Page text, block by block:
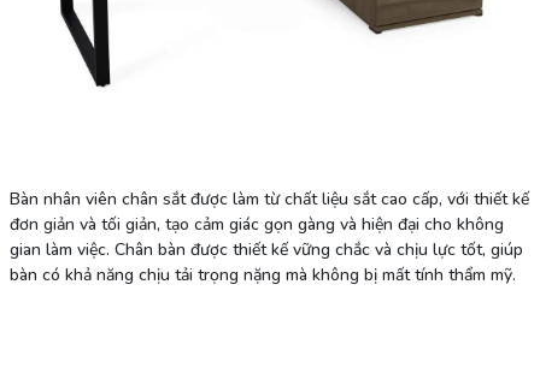
Bàn nhân viên chân sắt được làm từ chất liệu sắt cao cấp, với thiết kế
đơn giản và tối giản, tạo cảm giác gọn gàng và hiện đại cho không
gian làm việc. Chân bàn được thiết kế vững chắc và chịu lực tốt, giúp
bàn có khả năng chịu tải trọng nặng mà không bị mất tính thẩm mỹ.